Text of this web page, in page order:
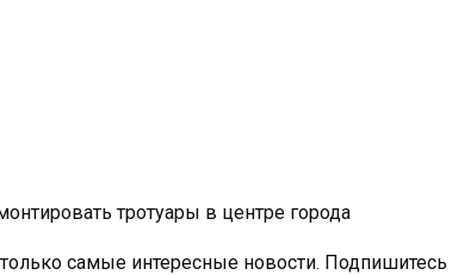
тротуары в центре города
самые интересные новости.